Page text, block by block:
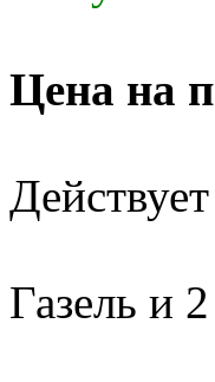
Цена на
Газель и